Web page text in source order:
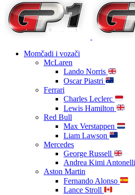
Momčadi i vozači
McLaren
Lando Norris
Oscar Piastri
Ferrari
Charles Leclerc
Lewis Hamilton
Red Bull
Max Verstappen
Liam Lawson
Mercedes
George Russell
Andrea Kimi Antonelli
Aston Martin
Fernando Alonso
Lance Stroll